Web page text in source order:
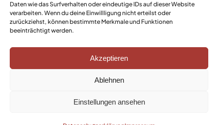
Daten wie das Surfverhalten oder eindeutige IDs auf dieser Website
verarbeiten. Wenn du deine Einwillligung nicht erteilst oder
zurückziehst, können bestimmte Merkmale und Funktionen
beeinträchtigt werden.
Akzeptieren
Ablehnen
Einstellungen ansehen